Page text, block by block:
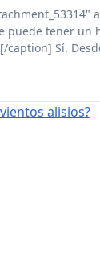
puede tener un
caption] Sí.
puede